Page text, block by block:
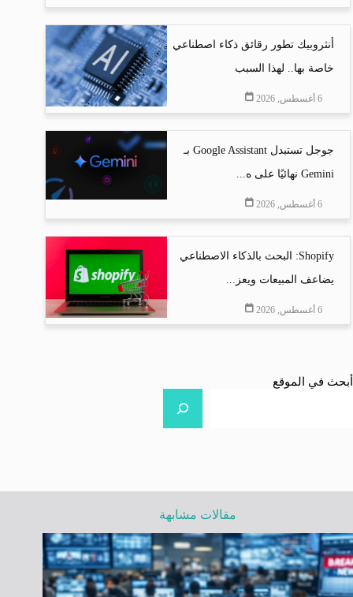
أنثروبيك تطور رقائق ذكاء اصطناعي
خاصة بها.. لهذا السبب
6 أغسطس, 2026
جوجل تستبدل Google Assistant بـ
Gemini نهائيًا على ه...
6 أغسطس, 2026
Shopify: البحث بالذكاء الاصطناعي
يضاعف المبيعات ويعز...
6 أغسطس, 2026
أبحث في الموقع
مقالات مشابهة